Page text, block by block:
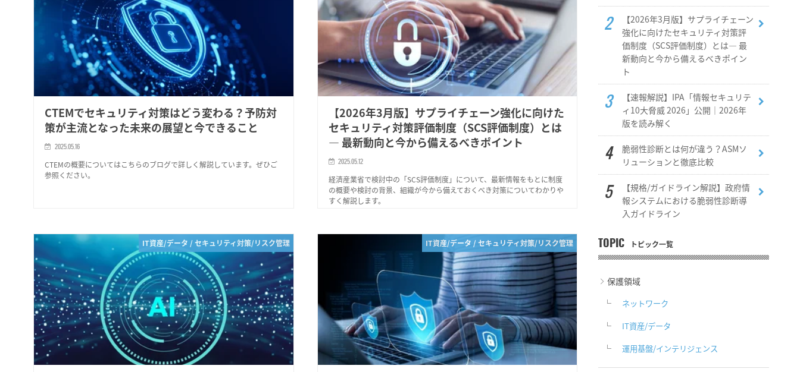
CTEMでセキュリティ対策はどう変わる？予防対
策が主流となった未来の展望と今できること
2025.05.16
CTEMの概要についてはこちらのブログで詳しく解説しています。ぜひご
参照ください。
【2026年3月版】サプライチェーン強化に向けた
セキュリティ対策評価制度（SCS評価制度）とは
― 最新動向と今から備えるべきポイント
2025.05.12
経済産業省で検討中の「SCS評価制度」について、最新情報をもとに制度
の概要や検討の背景、組織が今から備えておくべき対策についてわかりや
すく解説します。
IT資産/データ / セキュリティ対策/リスク管理 IT資産/データ / セキュリティ対策/リスク管理
【2026年3月版】サプライチェーン
強化に向けたセキュリティ対策評
価制度（SCS評価制度）とは― 最
新動向と今から備えるべきポイン
ト
【速報解説】IPA「情報セキュリテ
ィ10大脅威 2026」公開｜2026年
版を読み解く
脆弱性診断とは何が違う？ASMソ
リューションと徹底比較
【規格/ガイドライン解説】政府情
報システムにおける脆弱性診断導
入ガイドライン
TOPIC トピック一覧
保護領域
ネットワーク
IT資産/データ
運用基盤/インテリジェンス